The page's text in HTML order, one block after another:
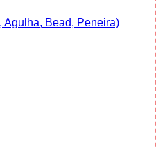
Agulha, Bead, Peneira)